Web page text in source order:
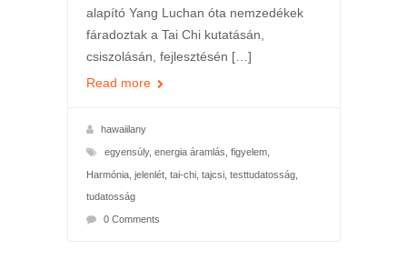
alapító Yang Luchan óta nemzedékek
fáradoztak a Tai Chi kutatásán,
csiszolásán, fejlesztésén […]
Read more
hawaiilany
egyensúly, energia áramlás figyelem,
Harmónia, jelenlét, tai-chi, tajcsi, testtudatosság,
tudatosság
0 Comments